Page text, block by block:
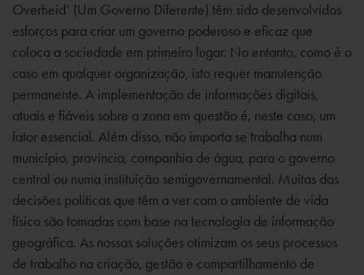
Overheid’ (Um Governo Diferente) têm sido desenvolvidos
esforços para criar um governo poderoso e eficaz que
coloca a sociedade em primeiro lugar. No entanto, como é o
caso em qualquer organização, isto requer manutenção
permanente. A implementação de informações digitais,
atuais e fiáveis sobre a zona em questão é, neste caso, um
fator essencial. Além disso, não importa se trabalha num
município, província, companhia de água, para o governo
central ou numa instituição semigovernamental. Muitas das
decisões políticas que têm a ver com o ambiente de vida
físico são tomadas com base na tecnologia de informação
geográfica. As nossas soluções otimizam os seus processos
de trabalho na criação, gestão e compartilhamento de